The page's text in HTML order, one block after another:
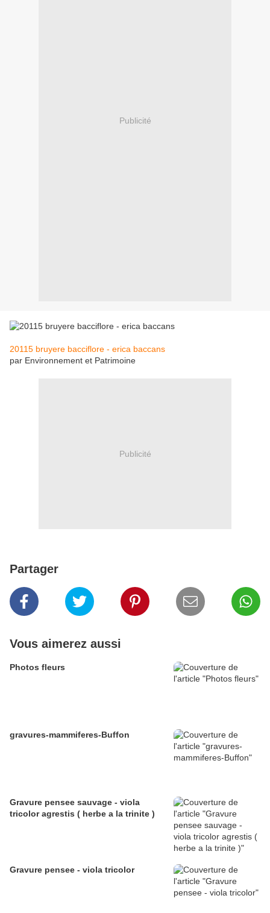
Publicité
20115 bruyere bacciflore - erica baccans
par Environnement et Patrimoine
Publicité
Partager
Vous aimerez aussi
Photos fleurs
gravures-mammiferes-Buffon
Gravure pensee sauvage - viola
tricolor agrestis ( herbe a la trinite )
Gravure pensee - viola tricolor